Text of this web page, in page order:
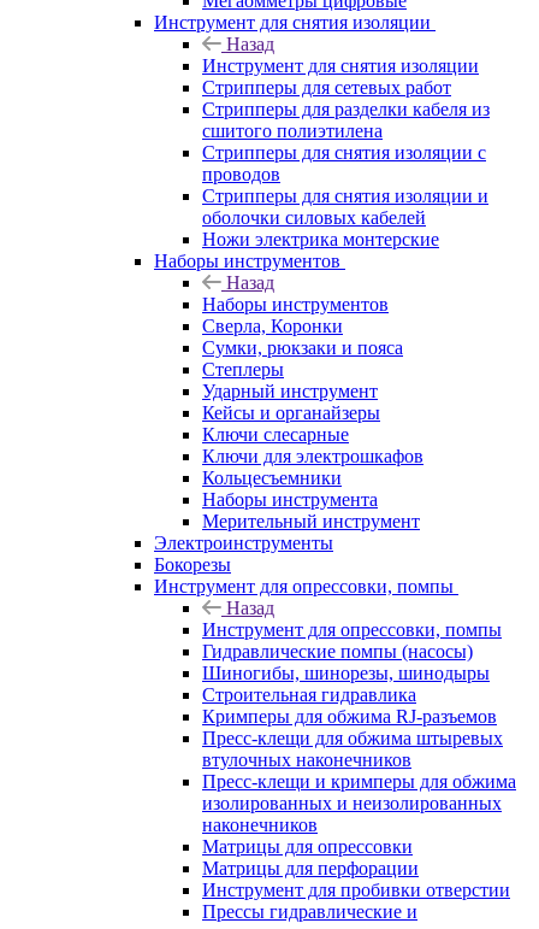
Инструмент для снятия изоляции
Назад
Инструмент для снятия изоляции
Стрипперы для сетевых работ
Стрипперы для разделки кабеля из
сшитого полиэтилена
Cтрипперы для снятия изоляции с
проводов
Стрипперы для снятия изоляции и
оболочки силовых кабелей
Ножи электрика монтерские
Наборы инструментов
Назад
Наборы инструментов
Сверла, Коронки
Сумки, рюкзаки и пояса
Степлеры
Ударный инструмент
Кейсы и органайзеры
Ключи слесарные
Ключи для электрошкафов
Кольцесъемники
Наборы инструмента
Мерительный инструмент
Электроинструменты
Бокорезы
Инструмент для опрессовки, помпы
Назад
Инструмент для опрессовки, помпы
Гидравлические помпы (насосы)
Шиногибы, шинорезы, шинодыры
Строительная гидравлика
Кримперы для обжима RJ-разъемов
Пресс-клещи для обжима штыревых
втулочных наконечников
Пресс-клещи и кримперы для обжима
изолированных и неизолированных
наконечников
Матрицы для опрессовки
Матрицы для перфорации
Инструмент для пробивки отверстии
Прессы гидравлические и